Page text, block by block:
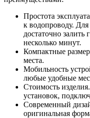
Простота
к водопроводу.
достаточно
несколько минут.
Компактные
места.
Мобильность
любые удобные
Стоимость
установок,
Современный
оригинальная